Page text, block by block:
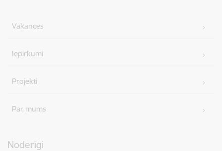
Vakances
Iepirkumi
Projekti
Par mums
Noderīgi